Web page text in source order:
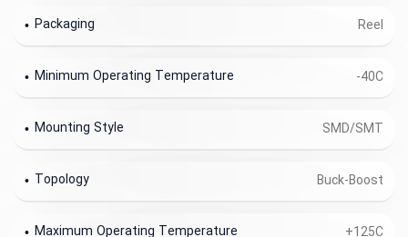
Reel
Packaging
-40C
Minimum Operating Temperature
SMD/SMT
Mounting Style
Buck-Boost
Topology
+125C
Maximum Operating Temperature